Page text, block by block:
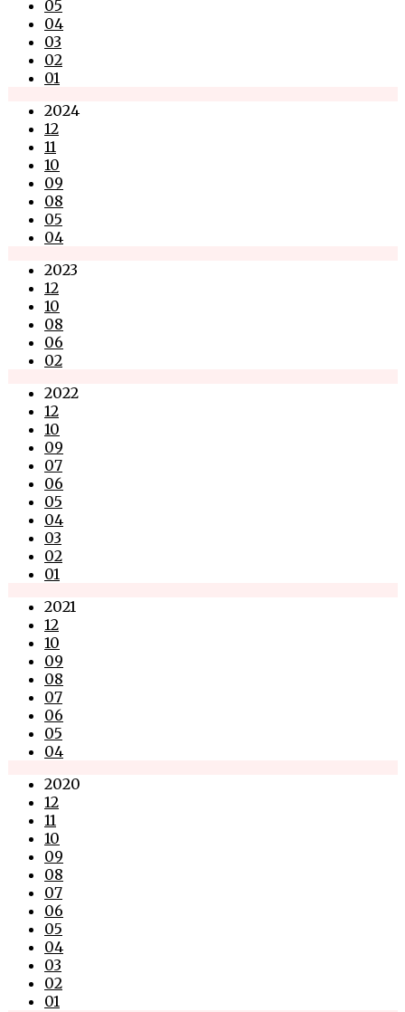
05
04
03
02
01
2024
12
11
10
09
08
05
04
2023
12
10
08
06
02
2022
12
10
09
07
06
05
04
03
02
01
2021
12
10
09
08
07
06
05
04
2020
12
11
10
09
08
07
06
05
04
03
02
01